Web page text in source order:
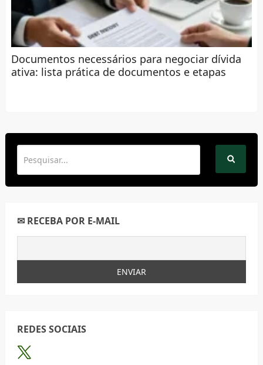
Documentos necessários para negociar dívida
ativa: lista prática de documentos e etapas
✉ RECEBA POR E-MAIL
REDES SOCIAIS